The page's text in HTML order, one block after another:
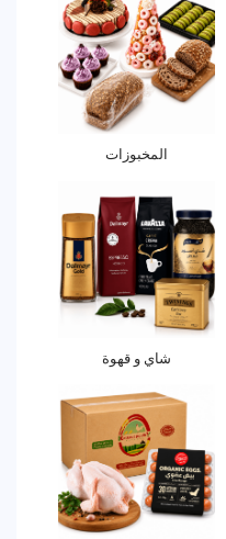
المخبوزات
شاي و قهوة